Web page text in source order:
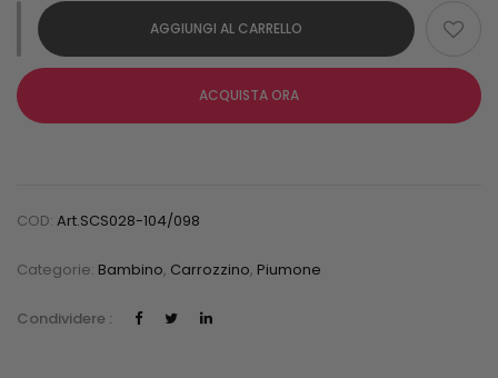
AGGIUNGI AL CARRELLO
ACQUISTA ORA
COD: Art.SCS028-104/098
Categorie: Bambino, Carrozzino, Piumone
Condividere :